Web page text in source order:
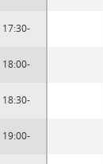
17:30-
18:00-
18:30-
19:00-